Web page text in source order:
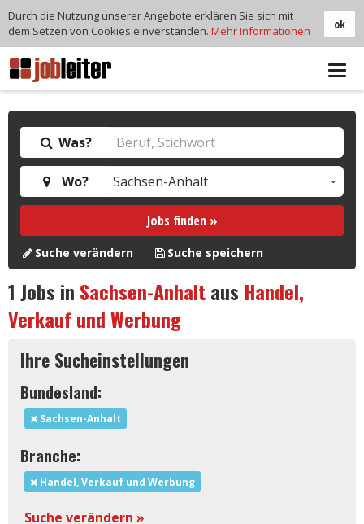
Was?
Wo?
Jobs finden »
Suche verändern Suche speichern
1 Jobs in Sachsen-Anhaltaus Handel,
Verkauf und Werbung
Ihre Sucheinstellungen
Bundesland:
Sachsen-Anhalt
Branche:
Handel, Verkauf und Werbung
Suche verändern »
ok
Durch die Nutzung unserer Angebote erklären Sie sich mit
dem Setzen von Cookies einverstanden. Mehr Informationen